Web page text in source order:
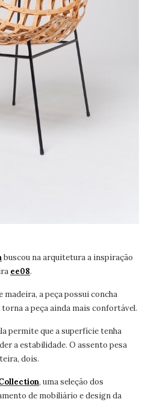
buscou na arquitetura a inspiração
ee08.
a peça possui concha
a peça ainda mais confortável.
permite que a superfície tenha
a estabilidade. O assento pesa
dois.
, uma seleção dos
de mobiliário e design da